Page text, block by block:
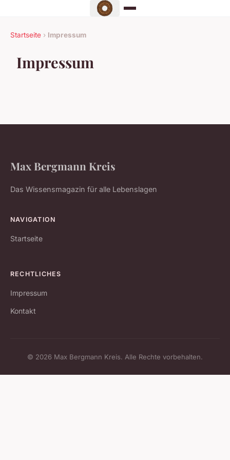
Startseite › Impressum
Impressum
Max Bergmann Kreis
Das Wissensmagazin für alle Lebenslagen
NAVIGATION
Startseite
RECHTLICHES
Impressum
Kontakt
© 2026 Max Bergmann Kreis. Alle Rechte vorbehalten.